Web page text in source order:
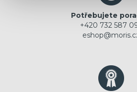
Potřebujete
+420 732 587